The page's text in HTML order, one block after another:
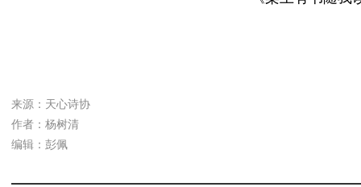
来源：天心诗协
作者：杨树清
编辑：彭佩